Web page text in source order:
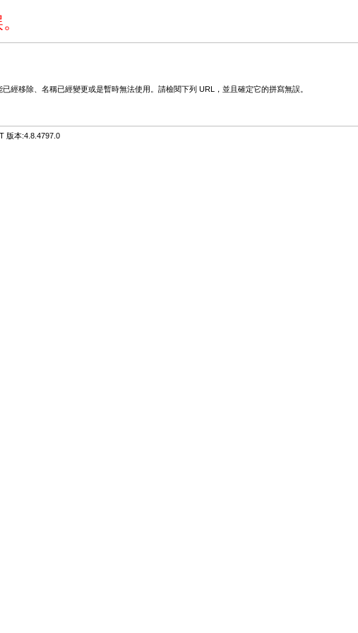
經移除、名稱已經變更或是暫時無法使用。請檢閱下列 URL，並且確定它的拼寫無誤。
版本:4.8.4797.0